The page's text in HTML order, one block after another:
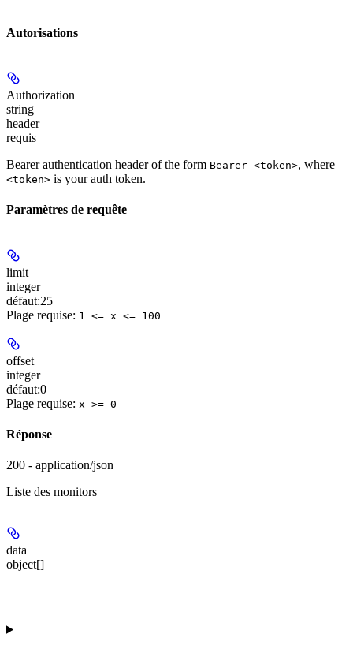
Autorisations
Authorization
string
header
requis
Bearer authentication header of the form Bearer <token>, where
<token> is your auth token.
Paramètres de requête
limit
integer
défaut:25
Plage requise: 1 <= x <= 100
offset
integer
défaut:0
Plage requise: x >= 0
Réponse
200 - application/json
Liste des monitors
data
object[]